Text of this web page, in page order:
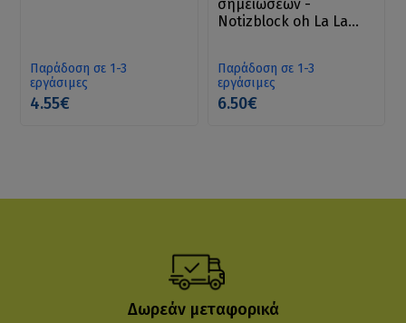
Παράδοση σε 1-3
εργάσιμες
4.55€
σημειώσεων -
Notizblock oh La La
Παράδοση σε 1-3
εργάσιμες
6.50€
Δωρεάν μεταφορικά